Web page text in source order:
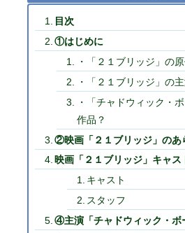
目次
①はじめに
・「２１ブリッジ」の
・「２１ブリッジ」の
・「チャドウィック・
作品？
②映画「２１ブリッジ」のあ
映画「２１ブリッジ」キャス
キャスト
スタッフ
④主演「チャドウィック・ボ